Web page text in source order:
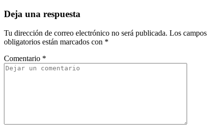
Deja una respuesta
Tu dirección de correo electrónico no será publicada. Los campos
obligatorios están marcados con *
Comentario *